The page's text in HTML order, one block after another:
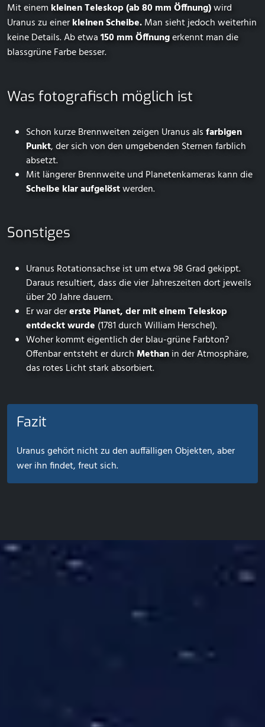
Mit einem kleinen Teleskop (ab 80 mm Öffnung)wird
Uranus zu einerkleinen Scheibe.Man sieht jedoch weiterhin
keine Details. Ab etwa150 mm Öffnungerkennt man die
blassgrüne Farbe besser.
Was fotografisch möglich ist
Schon kurze Brennweiten zeigen Uranus alsfarbigen
Punkt, der sich von den umgebenden Sternen farblich
absetzt.
Mit längerer Brennweite und Planetenkameras kann die
Scheibe klar aufgelöstwerden.
Sonstiges
Uranus Rotationsachse ist um etwa 98 Grad gekippt.
Daraus resultiert, dass die vier Jahreszeiten dort jeweils
über 20 Jahre dauern.
Er war dererste Planet, der mit einem Teleskop
entdeckt wurde (1781 durch William Herschel).
Woher kommt eigentlich der blau-grüne Farbton?
Offenbar entsteht er durchMethanin der Atmosphäre,
das rotes Licht stark absorbiert.
Fazit
Uranus gehört nicht zu den auffälligen Objekten, aber
wer ihn findet, freut sich.